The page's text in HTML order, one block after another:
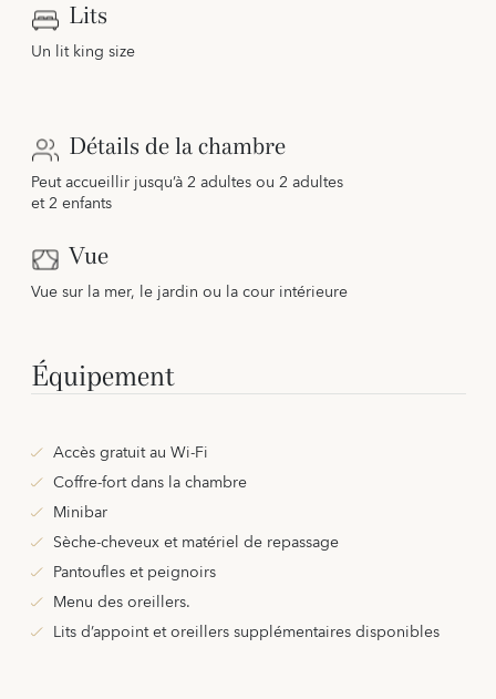
Lits
Un lit king size
Détails de la chambre
Peut accueillir jusqu’à 2 adultes ou 2 adultes
et 2 enfants
Vue
Vue sur la mer, le jardin ou la cour intérieure
Équipement
Accès gratuit au Wi-Fi
Coffre-fort dans la chambre
Minibar
Sèche-cheveux et matériel de repassage
Pantoufles et peignoirs
Menu des oreillers.
Lits d’appoint et oreillers supplémentaires disponibles